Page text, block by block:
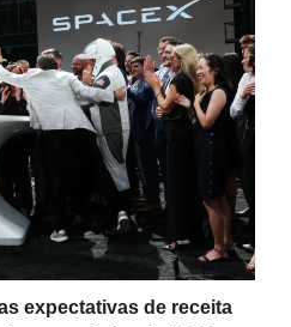
expectativas de receita